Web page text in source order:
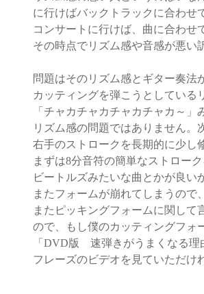
に行けばバックトラックに合わせ
コンサートに行けば、曲に合わせ
その時点でリズム感や音感が悪い
問題はそのリズム感とギター奏法
カッティングを弾こうとしている
「チャカチャカチャカチャカ～
リズム感の問題ではありません。
右手のストロークを長期的に少し
まずは8分音符の簡単なストロー
ビートルズみたいな曲とかが良い
またフォームが崩れてしまうので
またピッキングフォームに関して
ので、もし僕のカッティングフォ
「DVD版 速弾きがうまくなる
フレーズのビデオを見ていただけ